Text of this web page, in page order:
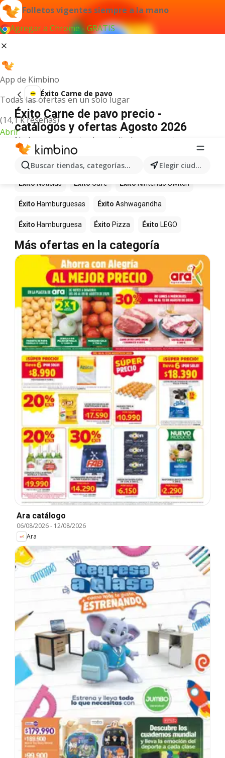
Folletos vigentes siempre a la mano
Agregar a Chrome - GRATIS
App de Kimbino
Todas las ofertas en un solo lugar
(14,1 k reseñas)
Abrir
Buscar tiendas, categorías, productos... Elegir ciudad
Éxito Carne de pavo
Éxito Carne de pavo precio -
catálogos y ofertas Agosto 2026
No hemos encontrado resultados para este
término.
Más productos en tiendas Éxito
Éxito Noticias Éxito Café Éxito Nintendo Switch
Éxito Hamburguesas Éxito Ashwagandha
Éxito Hamburguesa Éxito Pizza Éxito LEGO
Más ofertas en la categoría
Ara catálogo
06/08/2026- 12/08/2026
Ara